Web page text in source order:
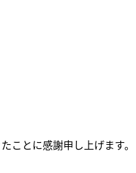
ことに感謝申し上げます。